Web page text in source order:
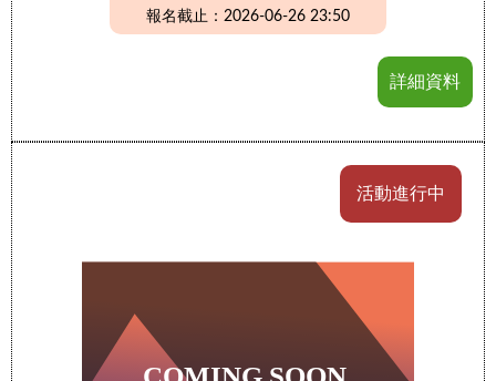
報名截止：2026-06-26 23:50
詳細資料
活動進行中